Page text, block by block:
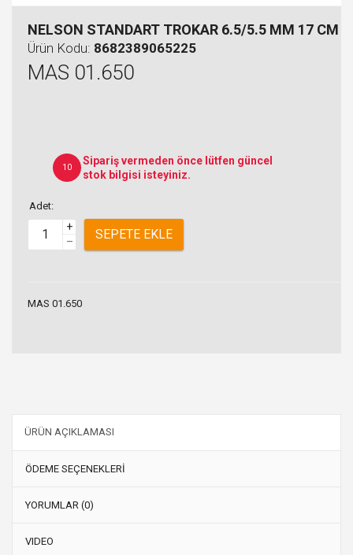
NELSON STANDART TROKAR 6.5/5.5 MM 17 CM
Ürün Kodu: 8682389065225
MAS 01.650
10
Sipariş vermeden önce lütfen güncel
stok bilgisi isteyiniz.
Adet:
+
–
SEPETE EKLE
MAS 01.650
ÜRÜN AÇIKLAMASI
ÖDEME SEÇENEKLERİ
YORUMLAR (0)
VIDEO